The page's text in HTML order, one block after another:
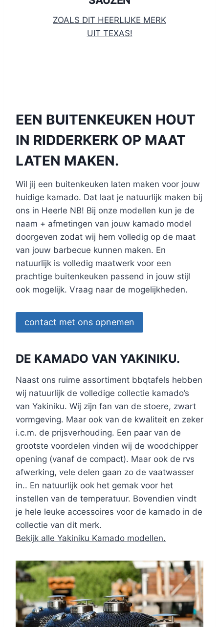
ZOALS DIT HEERLIJKE MERK
UIT TEXAS!
EEN BUITENKEUKEN HOUT
IN RIDDERKERK OP MAAT
LATEN MAKEN.
Wil jij een buitenkeuken laten maken voor jouw
huidige kamado. Dat laat je natuurlijk maken bij
ons in Heerle NB! Bij onze modellen kun je de
naam + afmetingen van jouw kamado model
doorgeven zodat wij hem volledig op de maat
van jouw barbecue kunnen maken. En
natuurlijk is volledig maatwerk voor een
prachtige buitenkeuken passend in jouw stijl
ook mogelijk. Vraag naar de mogelijkheden.
contact met ons opnemen
DE KAMADO VAN YAKINIKU.
Naast ons ruime assortiment bbqtafels hebben
wij natuurlijk de volledige collectie kamado’s
van Yakiniku. Wij zijn fan van de stoere, zwart
vormgeving. Maar ook van de kwaliteit en zeker
i.c.m. de prijsverhouding. Een paar van de
grootste voordelen vinden wij de woodchipper
opening (vanaf de compact). Maar ook de rvs
afwerking, vele delen gaan zo de vaatwasser
in.. En natuurlijk ook het gemak voor het
instellen van de temperatuur. Bovendien vindt
je hele leuke accessoires voor de kamado in de
collectie van dit merk.
Bekijk alle Yakiniku Kamado modellen.